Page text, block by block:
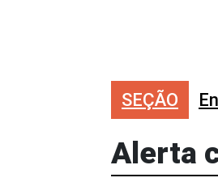
SEÇÃO
Alerta